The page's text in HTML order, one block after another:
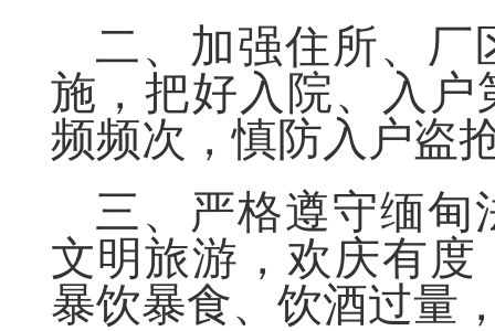
二、加强住所、厂
施，把好入院、入
频频次，慎防入户盗
三、严格遵守缅
文明旅游，欢庆有
暴饮暴食、饮酒过量